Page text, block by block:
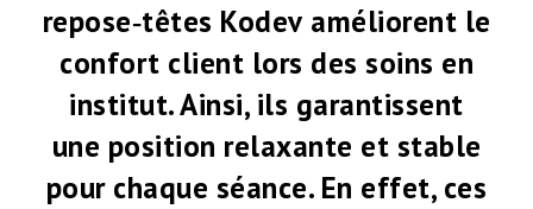
repose‑têtes Kodevaméliorent le
confort client lors des soins en
institut. Ainsi, ils garantissent
une position relaxante et stable
pour chaque séance. En effet, ces